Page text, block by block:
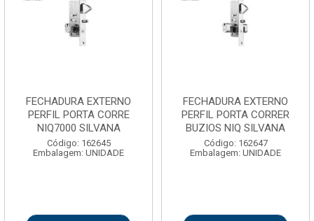
FECHADURA EXTERNO
PERFIL PORTA CORRE
NIQ7000 SILVANA
Código: 162645
Embalagem: UNIDADE
FECHADURA EXTERNO
PERFIL PORTA CORRER
BUZIOS NIQ SILVANA
Código: 162647
Embalagem: UNIDADE